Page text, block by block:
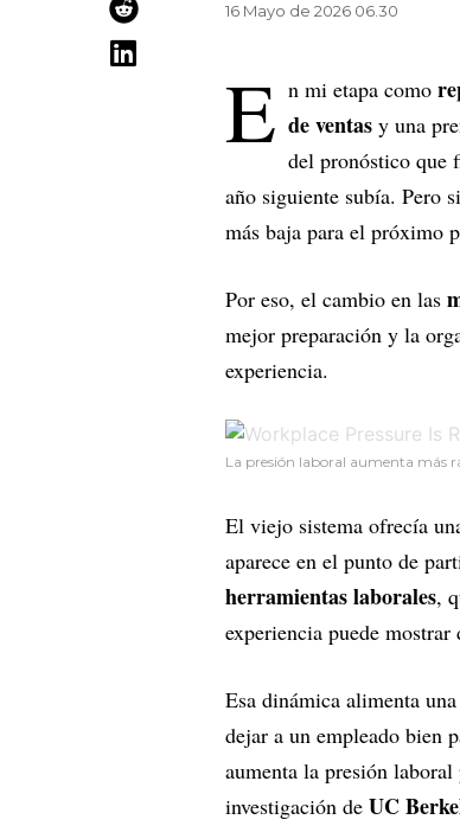
16 Mayo de 2026 06.30
E n mi etapa como
de ventas y una
del pronóstico que
año siguiente subía. Pero
más baja para el próximo
Por eso, el cambio en las
mejor preparación y la
experiencia.
La presión laboral aumenta más
El viejo sistema ofrecía
aparece en el punto de
herramientas laborales,
experiencia puede
Esa dinámica alimenta
dejar a un empleado bien
aumenta la presión
investigación de UC